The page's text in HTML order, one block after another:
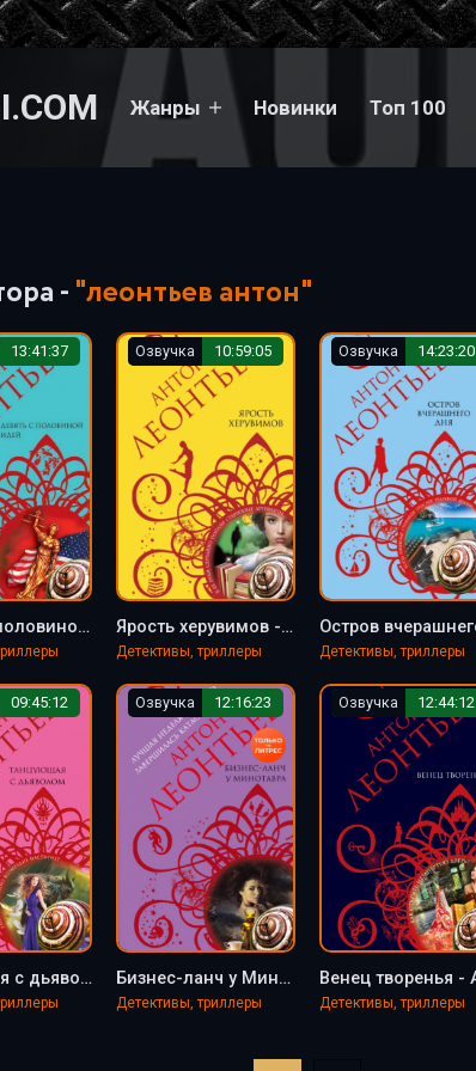
Жанры Новинки Топ 100
-"леонтьев антон"
13:41:37
Девять с половиной идей - Антон Леонтьев
Озвучка 10:59:05
Ярость херувимов - Антон Леонтьев
Детективы, триллеры
Озвучка 14:23:20
Детективы, триллеры
09:45:12
Танцующая с дьяволом - Антон Леонтьев
Озвучка 12:16:23
Бизнес-ланч у Минотавра - Антон Леонтьев
Детективы, триллеры
Озвучка 12:44:12
Детективы, триллеры